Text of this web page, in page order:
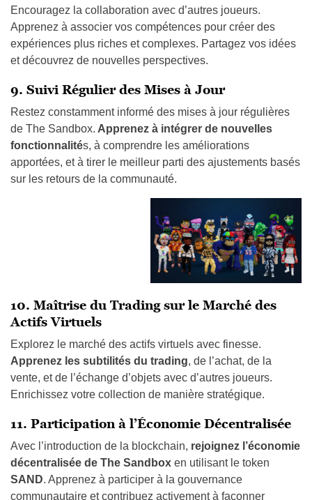
9. Suivi Régulier des Mises à Jour
Restez constamment informé des mises à jour régulières
de The Sandbox.Apprenez à intégrer de nouvelles
apportées, et à tirer le meilleur parti des ajustements basés
sur les retours de la communauté.
10. Maîtrise du Trading sur le Marché des
Explorez le marché des actifs virtuels avec finesse.
vente, et de l’échange d’objets avec d’autres joueurs.
Enrichissez votre collection de manière stratégique.
11. Participation à l’Économie Décentralisée
Avec l’introduction de la blockchain,rejoignez l’économie
décentralisée de The Sandboxen utilisant le token
communautaire et contribuez activement à façonner
l’avenir du jeu.
Conclusion